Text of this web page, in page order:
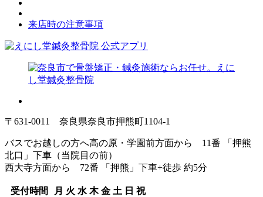
来店時の注意事項
〒631-0011 奈良県奈良市押熊町1104-1
バスでお越しの方へ高の原・学園前方面から 11番 「押熊
北口」下車（当院目の前）
西大寺方面から 72番 「押熊」下車+徒歩 約5分
受付時間 月 火 水 木 金 土 日 祝